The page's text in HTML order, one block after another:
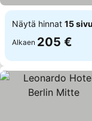
Näytä hinnat 15
Alkaen 205 €